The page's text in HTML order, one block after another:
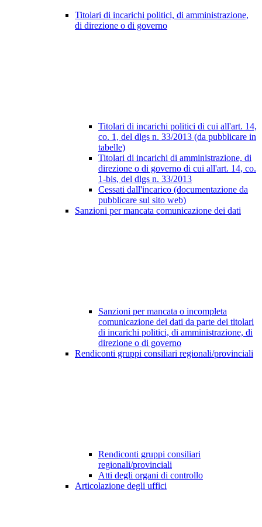
Titolari di incarichi politici, di amministrazione,
di direzione o di governo
Titolari di incarichi politici di cui all'art. 14,
co. 1, del dlgs n. 33/2013 (da pubblicare in
tabelle)
Titolari di incarichi di amministrazione, di
direzione o di governo di cui all'art. 14, co.
1-bis, del dlgs n. 33/2013
Cessati dall'incarico (documentazione da
pubblicare sul sito web)
Sanzioni per mancata comunicazione dei dati
Sanzioni per mancata o incompleta
comunicazione dei dati da parte dei titolari
di incarichi politici, di amministrazione, di
direzione o di governo
Rendiconti gruppi consiliari regionali/provinciali
Rendiconti gruppi consiliari
regionali/provinciali
Atti degli organi di controllo
Articolazione degli uffici